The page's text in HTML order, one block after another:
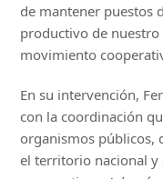
de mantener puestos
productivo de nuestro
movimiento
En su intervención,
con la coordinación
organismos públicos,
el territorio nacional y